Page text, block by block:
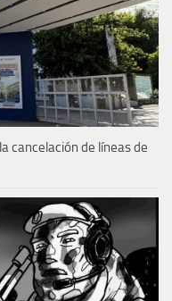
cancelación de líneas de